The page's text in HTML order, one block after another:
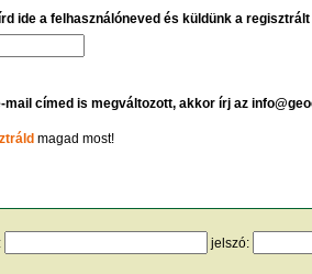
ide a felhasználóneved és küldünk a
mail címed is megváltozott, akkor írj az
magad most!
jelszó: